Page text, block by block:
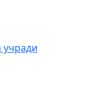
учради